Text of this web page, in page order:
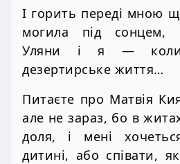
І горить переді мною
могила під сонцем,
Уляни і я — коли
дезертирське життя…
Питаєте про Матвія
але не зараз, бо в
доля, і мені
дитині, або співати,